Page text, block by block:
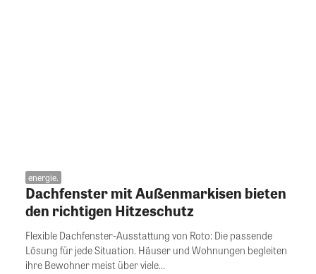
energie.
Dachfenster mit Außenmarkisen bieten
den richtigen Hitzeschutz
Flexible Dachfenster-Ausstattung von Roto: Die passende
Lösung für jede Situation. Häuser und Wohnungen begleiten
ihre Bewohner meist über viele...